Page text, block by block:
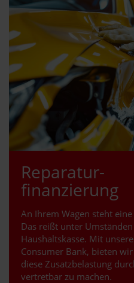
Reparatur-
finanzierung
An Ihrem Wagen steht
Das reißt unter
Haushaltskasse. Mit
Consumer Bank, bieten
diese Zusatzbelastung
vertretbar zu machen.